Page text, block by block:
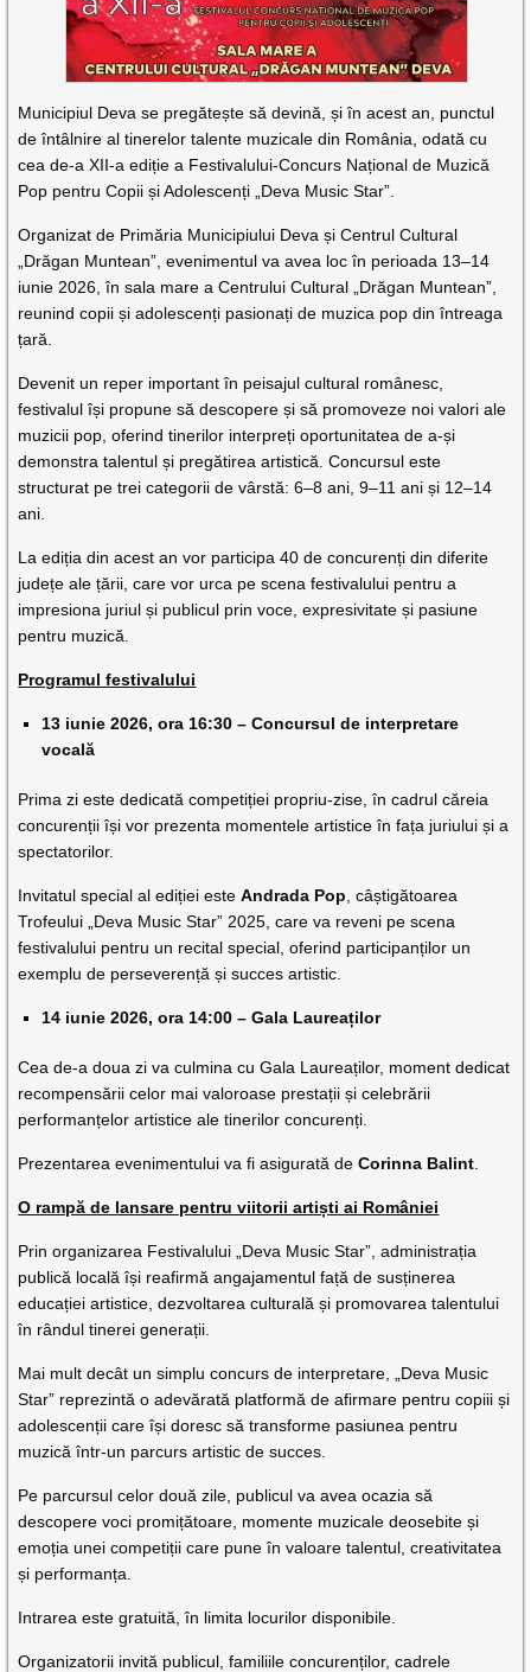
Municipiul Deva se pregătește să devină, și în acest an, punctul
de întâlnire al tinerelor talente muzicale din România, odată cu
cea de-a XII-a ediție a Festivalului-Concurs Național de Muzică
Pop pentru Copii și Adolescenți „Deva Music Star”.
Organizat de Primăria Municipiului Deva și Centrul Cultural
„Drăgan Muntean”, evenimentul va avea loc în perioada 13–14
iunie 2026, în sala mare a Centrului Cultural „Drăgan Muntean”,
reunind copii și adolescenți pasionați de muzica pop din întreaga
țară.
Devenit un reper important în peisajul cultural românesc,
festivalul își propune să descopere și să promoveze noi valori ale
muzicii pop, oferind tinerilor interpreți oportunitatea de a-și
demonstra talentul și pregătirea artistică. Concursul este
structurat pe trei categorii de vârstă: 6–8 ani, 9–11 ani și 12–14
ani.
La ediția din acest an vor participa 40 de concurenți din diferite
județe ale țării, care vor urca pe scena festivalului pentru a
impresiona juriul și publicul prin voce, expresivitate și pasiune
pentru muzică.
Programul festivalului
13 iunie 2026, ora 16:30 – Concursul de interpretare
vocală
Prima zi este dedicată competiției propriu-zise, în cadrul căreia
concurenții își vor prezenta momentele artistice în fața juriului și a
spectatorilor.
Invitatul special al ediției esteAndrada Pop , câștigătoarea
Trofeului „Deva Music Star” 2025, care va reveni pe scena
festivalului pentru un recital special, oferind participanților un
exemplu de perseverență și succes artistic.
14 iunie 2026, ora 14:00 – Gala Laureaților
Cea de-a doua zi va culmina cu Gala Laureaților, moment dedicat
recompensării celor mai valoroase prestații și celebrării
performanțelor artistice ale tinerilor concurenți.
Prezentarea evenimentului va fi asigurată deCorinna Balint
O rampă de lansare pentru viitorii artiști ai României
Prin organizarea Festivalului „Deva Music Star”, administrația
publică locală își reafirmă angajamentul față de susținerea
educației artistice, dezvoltarea culturală și promovarea talentului
în rândul tinerei generații.
Mai mult decât un simplu concurs de interpretare, „Deva Music
Star” reprezintă o adevărată platformă de afirmare pentru copiii și
adolescenții care își doresc să transforme pasiunea pentru
muzică într-un parcurs artistic de succes.
Pe parcursul celor două zile, publicul va avea ocazia să
descopere voci promițătoare, momente muzicale deosebite și
emoția unei competiții care pune în valoare talentul, creativitatea
și performanța.
Intrarea este gratuită, în limita locurilor disponibile.
Organizatorii invită publicul, familiile concurenților, cadrele